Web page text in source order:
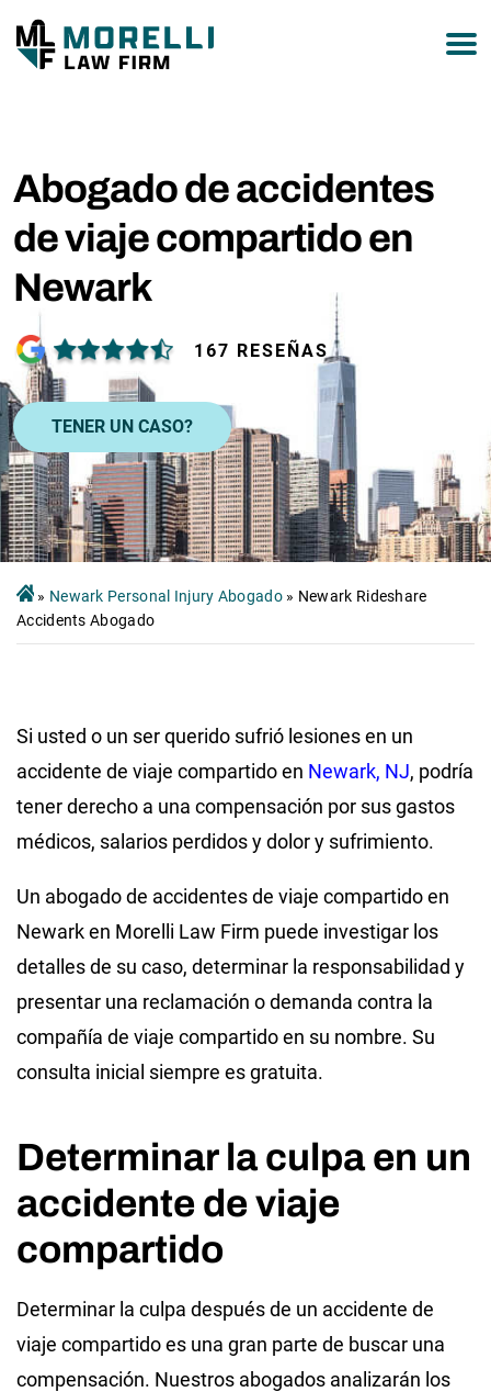
Abogado de accidentes
de viaje compartido en
Newark
167 RESEÑAS
TENER UN CASO?
» Newark Personal Injury Abogado» Newark Rideshare
Accidents Abogado
Si usted o un ser querido sufrió lesiones en un
accidente de viaje compartido en Newark, NJ, podría
tener derecho a una compensación por sus gastos
médicos, salarios perdidos y dolor y sufrimiento.
Un abogado de accidentes de viaje compartido en
Newark en Morelli Law Firm puede investigar los
detalles de su caso, determinar la responsabilidad y
presentar una reclamación o demanda contra la
compañía de viaje compartido en su nombre. Su
consulta inicial siempre es gratuita.
Determinar la culpa en un
accidente de viaje
compartido
Determinar la culpa después de un accidente de
viaje compartido es una gran parte de buscar una
compensación. Nuestros abogados analizarán los